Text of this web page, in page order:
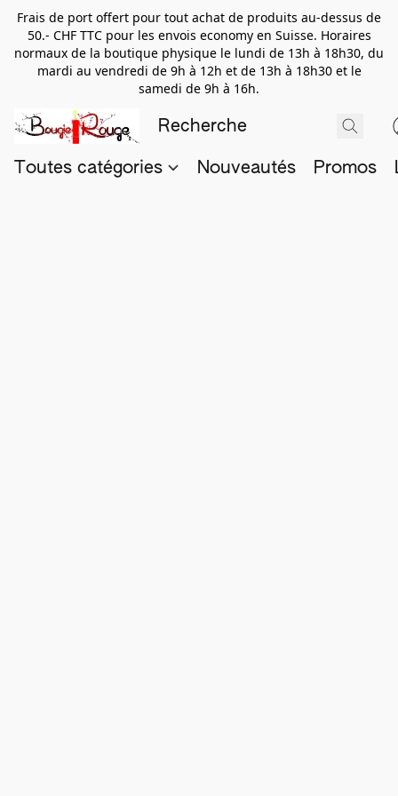
Frais de port offert pour tout achat de produits au-dessus de
50.- CHF TTC pour les envois economy en Suisse. Horaires
normaux de la boutique physique le lundi de 13h à 18h30, du
mardi au vendredi de 9h à 12h et de 13h à 18h30 et le
samedi de 9h à 16h.
Toutes catégories Nouveautés Promos